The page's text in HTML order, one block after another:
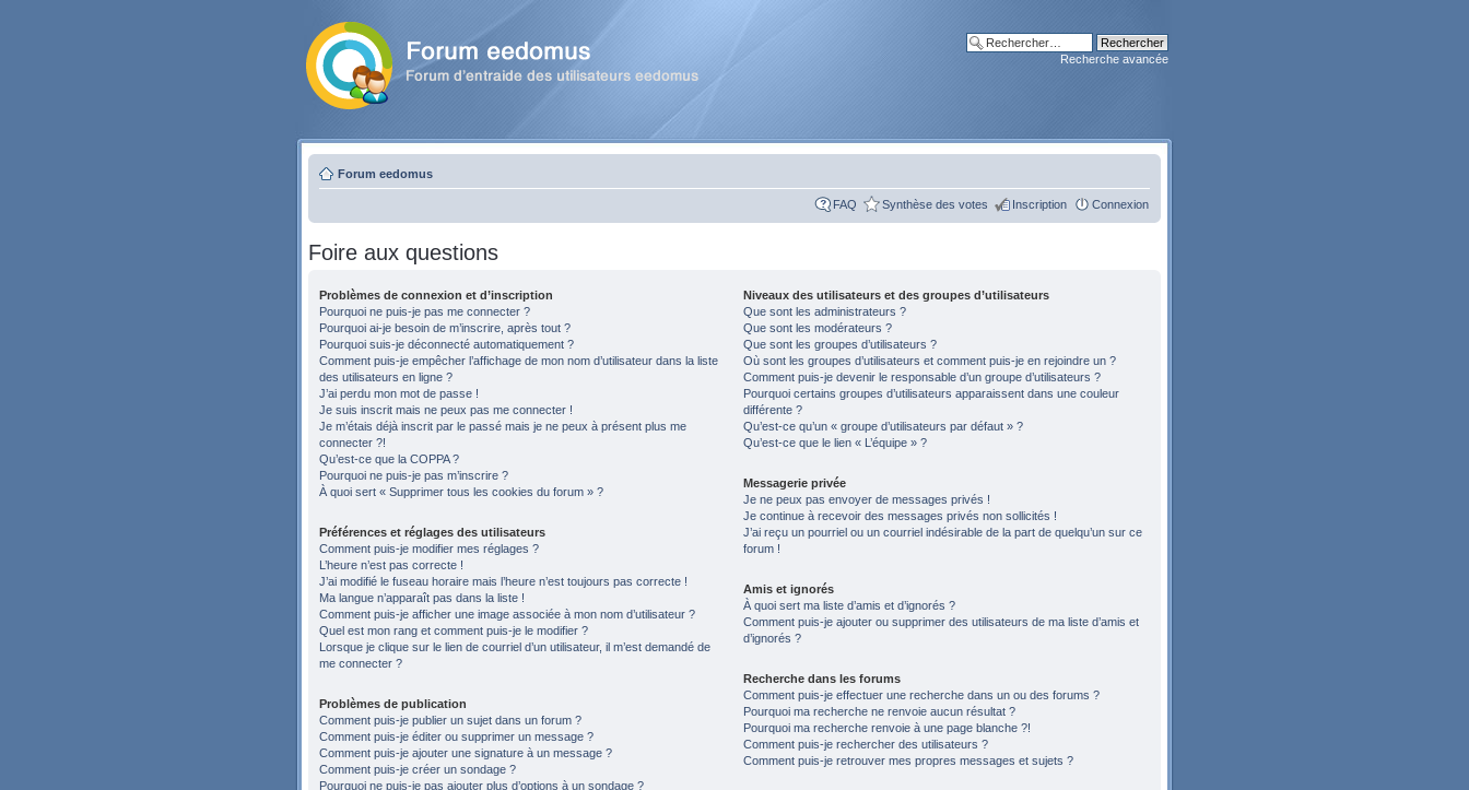
Recherche avancée
Forum eedomus
FAQ Synthèse des votes Inscription Connexion
Foire aux questions
Problèmes de connexion et d’inscription
Pourquoi ne puis-je pas me connecter ?
Pourquoi ai-je besoin de m’inscrire, après tout ?
Pourquoi suis-je déconnecté automatiquement ?
Comment puis-je empêcher l’affichage de mon nom d’utilisateur dans la liste
des utilisateurs en ligne ?
J’ai perdu mon mot de passe !
Je suis inscrit mais ne peux pas me connecter !
Je m’étais déjà inscrit par le passé mais je ne peux à présent plus me
connecter ?!
Qu’est-ce que la COPPA ?
Pourquoi ne puis-je pas m’inscrire ?
À quoi sert « Supprimer tous les cookies du forum » ?
Préférences et réglages des utilisateurs
Comment puis-je modifier mes réglages ?
L’heure n’est pas correcte !
J’ai modifié le fuseau horaire mais l’heure n’est toujours pas correcte !
Ma langue n’apparaît pas dans la liste !
Comment puis-je afficher une image associée à mon nom d’utilisateur ?
Quel est mon rang et comment puis-je le modifier ?
Lorsque je clique sur le lien de courriel d’un utilisateur, il m’est demandé de
me connecter ?
Problèmes de publication
Comment puis-je publier un sujet dans un forum ?
Comment puis-je éditer ou supprimer un message ?
Comment puis-je ajouter une signature à un message ?
Comment puis-je créer un sondage ?
Pourquoi ne puis-je pas ajouter plus d’options à un sondage ?
Niveaux des utilisateurs et des groupes d’utilisateurs
Que sont les administrateurs ?
Que sont les modérateurs ?
Que sont les groupes d’utilisateurs ?
Où sont les groupes d’utilisateurs et comment puis-je en rejoindre un ?
Comment puis-je devenir le responsable d’un groupe d’utilisateurs ?
Pourquoi certains groupes d’utilisateurs apparaissent dans une couleur
différente ?
Qu’est-ce qu’un « groupe d’utilisateurs par défaut » ?
Qu’est-ce que le lien « L’équipe » ?
Messagerie privée
Je ne peux pas envoyer de messages privés !
Je continue à recevoir des messages privés non sollicités !
J’ai reçu un pourriel ou un courriel indésirable de la part de quelqu’un sur ce
forum !
Amis et ignorés
À quoi sert ma liste d’amis et d’ignorés ?
Comment puis-je ajouter ou supprimer des utilisateurs de ma liste d’amis et
d’ignorés ?
Recherche dans les forums
Comment puis-je effectuer une recherche dans un ou des forums ?
Pourquoi ma recherche ne renvoie aucun résultat ?
Pourquoi ma recherche renvoie à une page blanche ?!
Comment puis-je rechercher des utilisateurs ?
Comment puis-je retrouver mes propres messages et sujets ?